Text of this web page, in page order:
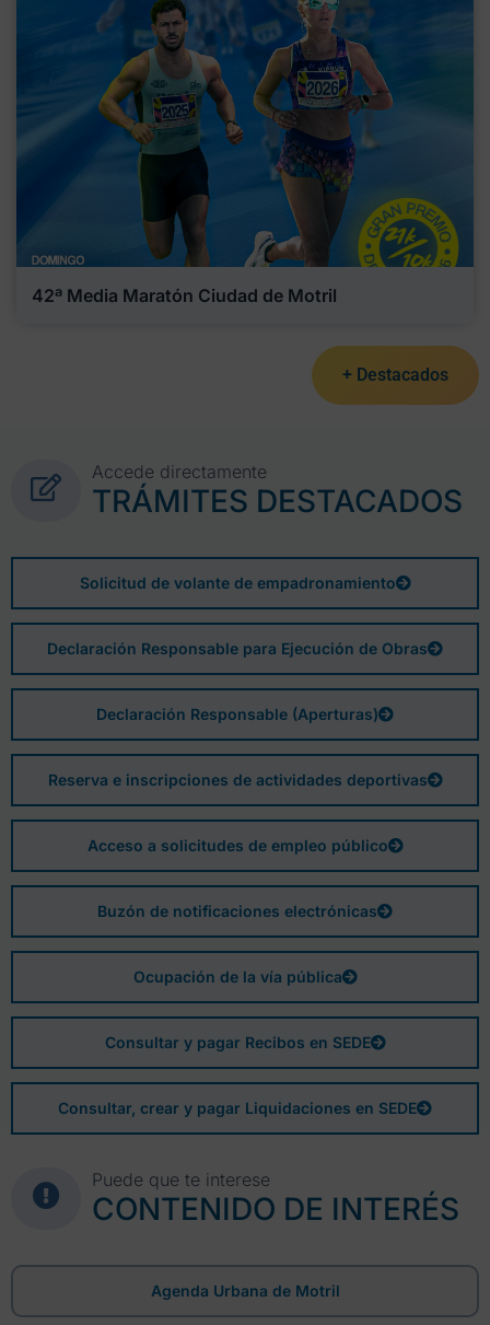
42ª Media Maratón Ciudad de Motril
+ Destacados
Accede directamente
TRÁMITES DESTACADOS
Solicitud de volante de empadronamiento
Declaración Responsable para Ejecución de Obras
Declaración Responsable (Aperturas)
Reserva e inscripciones de actividades deportivas
Acceso a solicitudes de empleo público
Buzón de notificaciones electrónicas
Ocupación de la vía pública
Consultar y pagar Recibos en SEDE
Consultar, crear y pagar Liquidaciones en SEDE
Puede que te interese
CONTENIDO DE INTERÉS
Agenda Urbana de Motril